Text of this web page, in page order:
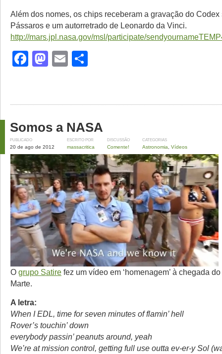
Além dos nomes, os chips receberam a gravação do
Pássaros e um autorretrado de Leonardo da Vinci.
http://mars.jpl.nasa.gov/msl/participate/
Facebook
Mastodon
Email
Somos a NASA
PUBLICADO
20 de ago de 2012
ESCRITO POR
massacritica
DISCUSSÃO
Comente!
CATEGORIAS
Astronomia Vídeos
O grupo Satire fez um vídeo em ‘homenagem’ à chegada
Marte.
A letra:
When I EDL, time for seven minutes of flamin’ hell
Rover’s touchin’ down
everybody passin’ peanuts around, yeah
We’re at mission control, getting full use outta ev-er-y Sol